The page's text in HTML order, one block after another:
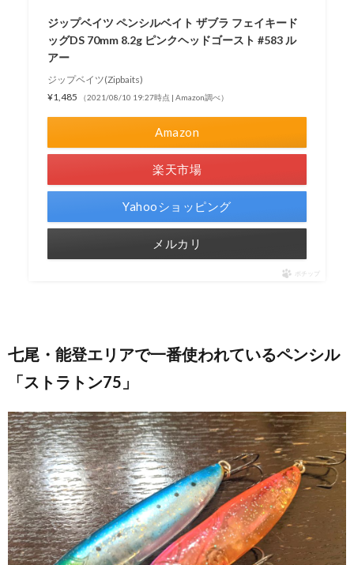
ジップベイツ ペンシルベイト ザブラ フェイキード
ッグDS 70mm 8.2g ピンクヘッドゴースト #583 ル
アー
ジップベイツ(Zipbaits)
¥1,485
（2021/08/10 19:27時点 | Amazon調べ）
Amazon
楽天市場
Yahooショッピング
メルカリ
ポチップ
七尾・能登エリアで一番使われているペンシル
「ストラトン75」